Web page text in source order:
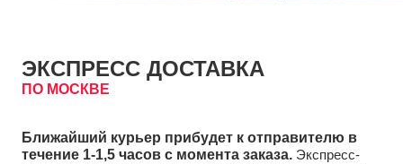
ЭКСПРЕСС ДОСТАВКА
ПО МОСКВЕ
Ближайший курьер прибудет к отправителю в
течение 1-1,5 часов с момента заказа. Экспресс-